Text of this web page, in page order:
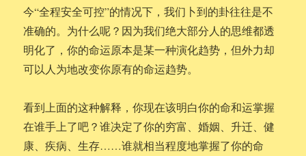
今“全程安全可控”的情况下，我们卜到的卦往往是不
准确的。为什么呢？因为我们绝大部分人的思维都透
明化了，你的命运原本是某一种演化趋势，但外力却
可以人为地改变你原有的命运趋势。
看到上面的这种解释，你现在该明白你的命和运掌握
在谁手上了吧？谁决定了你的穷富、婚姻、升迁、健
康、疾病、生存……谁就相当程度地掌握了你的命